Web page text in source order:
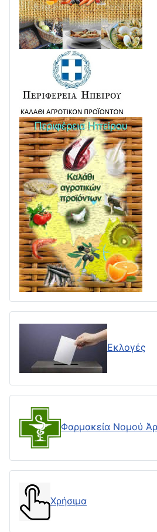
Εκλογές
Φαρμακεία Νομού
Χρήσιμα